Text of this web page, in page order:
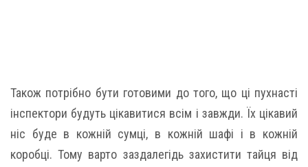
Також потрібно бути готовими до того, що ці пухнасті
інспектори будуть цікавитися всім і завжди. Їх цікавий
ніс буде в кожній сумці, в кожній шафі і в кожній
коробці. Тому варто заздалегідь захистити тайця від